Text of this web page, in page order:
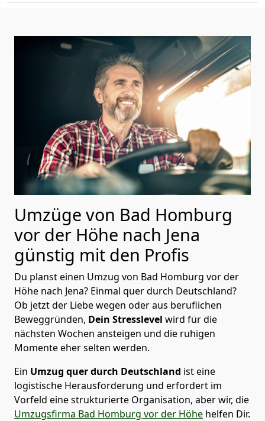
Umzüge von Bad Homburg
vor der Höhe nach Jena
günstig mit den Profis
Du planst einen Umzug von Bad Homburg vor der
Höhe nach Jena? Einmal quer durch Deutschland?
Ob jetzt der Liebe wegen oder aus beruflichen
Beweggründen, Dein Stresslevel wird für die
nächsten Wochen ansteigen und die ruhigen
Momente eher selten werden.
Ein Umzug quer durch Deutschland ist eine
logistische Herausforderung und erfordert im
Vorfeld eine strukturierte Organisation, aber wir, die
Umzugsfirma Bad Homburg vor der Höhe helfen Dir.